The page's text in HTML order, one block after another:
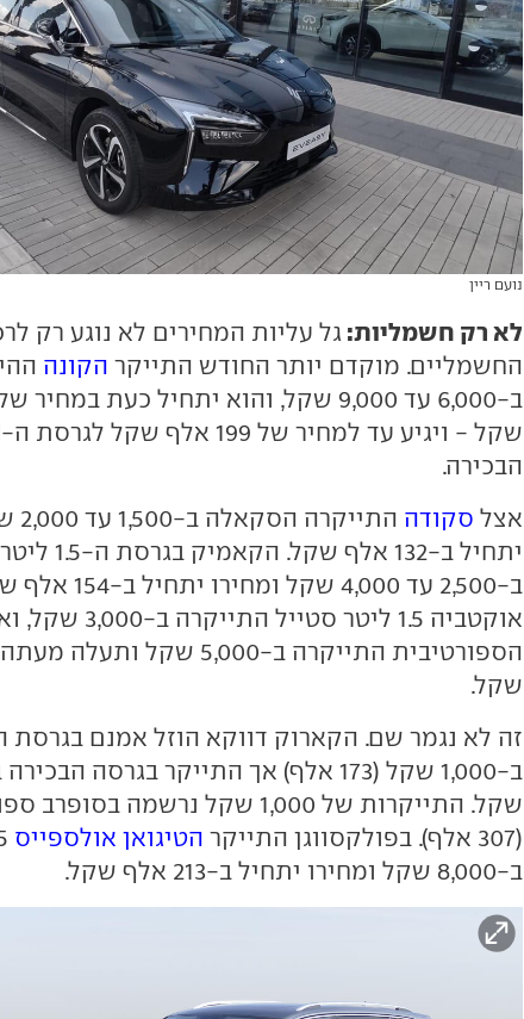
נועם ריין
לא רק חשמליות: גל עליות המחירים לא נוגע רק
החשמליים. מוקדם יותר החודש התייקר הקונה
הבכירה.
אצל סקודה
יתחיל ב-132 אלף
ב-2,500 עד 4,000 שקל ומחירו
שקל.
זה לא נגמר שם. הקארוק דווקא הוזל אמנם בגרסת
שקל. התייקרות של 1,000 שקל נרשמה
(307 אלף). בפולקסווגן התייקר
הטיגואן אולספייס
ב-8,000 שקל ומחירו יתחיל ב-213 אלף שקל.